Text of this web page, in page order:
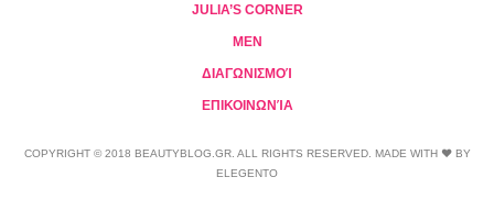
JULIA’S CORNER
MEN
ΔΙΑΓΩΝΙΣΜΟΊ
ΕΠΙΚΟΙΝΩΝΊΑ
COPYRIGHT © 2018 BEAUTYBLOG.GR. ALL RIGHTS RESERVED. MADE WITH ❤ BY
ELEGENTO